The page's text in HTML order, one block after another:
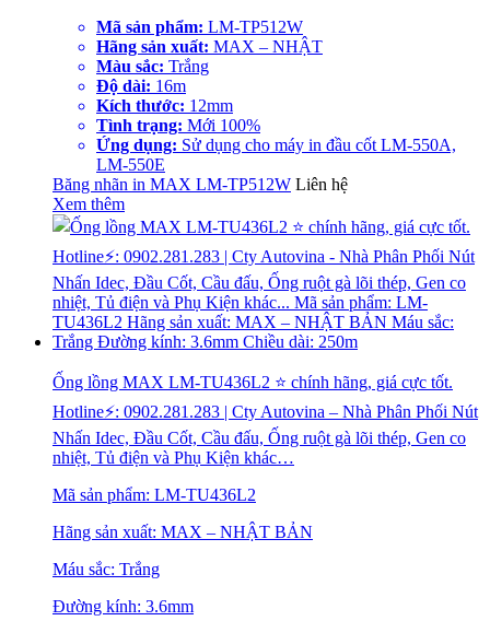
Mã sản phẩm: LM-TP512W
Hãng sản xuất: MAX – NHẬT
Màu sắc: Trắng
Độ dài: 16m
Kích thước: 12mm
Tình trạng: Mới 100%
Ứng dụng: Sử dụng cho máy in đầu cốt LM-550A,
LM-550E
Băng nhãn in MAX LM-TP512W Liên hệ
Xem thêm
Ống lồng MAX LM-TU436L2 ⭐ chính hãng, giá cực tốt.
Hotline⚡: 0902.281.283 | Cty Autovina – Nhà Phân Phối Nút
Nhấn Idec, Đầu Cốt, Cầu đấu, Ống ruột gà lõi thép, Gen co
nhiệt, Tủ điện và Phụ Kiện khác…
Mã sản phẩm: LM-TU436L2
Hãng sản xuất: MAX – NHẬT BẢN
Máu sắc: Trắng
Đường kính: 3.6mm